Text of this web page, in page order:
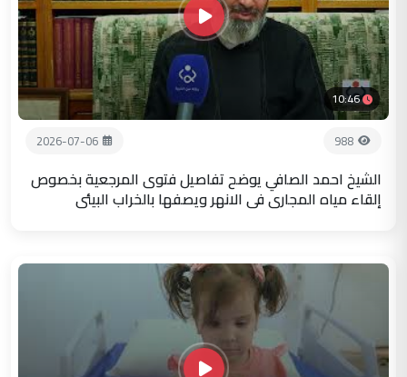
10:46
988
2026-07-06
الشيخ احمد الصافي يوضح تفاصيل فتوى المرجعية بخصوص
إلقاء مياه المجاري في الانهر ويصفها بالخراب البيئي